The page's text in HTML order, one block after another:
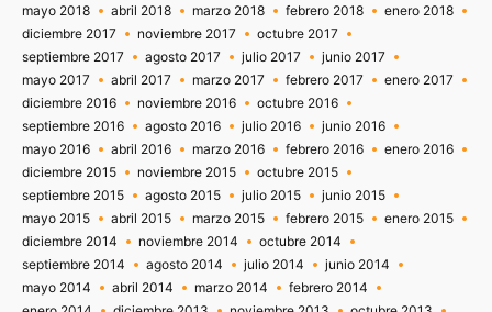
mayo 2018
abril 2018 marzo 2018 febrero 2018
enero 2018
diciembre 2017
noviembre 2017
octubre 2017
septiembre 2017
agosto 2017 julio 2017
junio 2017
mayo 2017
abril 2017 marzo 2017 febrero 2017
enero 2017
diciembre 2016
noviembre 2016
octubre 2016
septiembre 2016
agosto 2016 julio 2016
junio 2016
mayo 2016
abril 2016 marzo 2016 febrero 2016
enero 2016
diciembre 2015
noviembre 2015
octubre 2015
septiembre 2015
agosto 2015 julio 2015
junio 2015
mayo 2015
abril 2015 marzo 2015 febrero 2015
enero 2015
diciembre 2014
noviembre 2014
octubre 2014
septiembre 2014
agosto 2014 julio 2014
junio 2014
mayo 2014
abril 2014 marzo 2014
febrero 2014